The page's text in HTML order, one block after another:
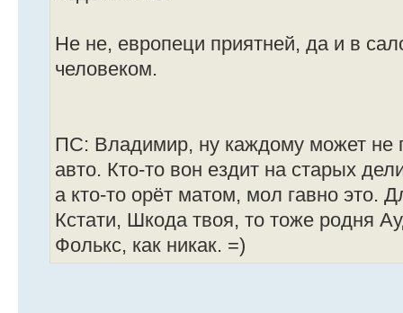
Не не, европеци приятней, да и в
человеком.
ПС: Владимир, ну каждому может не
авто. Кто-то вон ездит на старых
а кто-то орёт матом, мол гавно это.
Кстати, Шкода твоя, то тоже родня
Фолькс, как никак. =)